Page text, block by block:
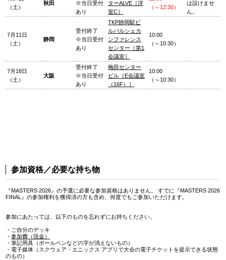
（土）
秋田
※当日受付
あり
ターALVE［洋
室C］
（～12:30）
は設けませ
ん。
7月11日
（土）
静岡
受付終了
※当日受付
あり
TKP静岡駅ビ
ルパルシェカ
ンファレンス
センター［第1
会議室］
10:00
（～10:30）
7月18日
（土）
大阪
受付終了
※当日受付
あり
梅田センター
ビル［E会議室
（16F）］
10:00
（～10:30）
参加資格／必要な持ち物
『MASTERS 2026』の予選に必要な参加資格はありません。 すでに『MASTERS 2026
FINAL』の参加権利を獲得済の方も含め、何度でもご参加いただけます。
参加にあたっては、以下のものを忘れずにお持ちください。
・ご自分のデッキ
・参加費（現金）
・筆記用具（ボールペンなどの字が消えないもの）
・電子媒体（スクウェア・エニックス アプリで大会の電子チケットを提示できる状態
のもの）